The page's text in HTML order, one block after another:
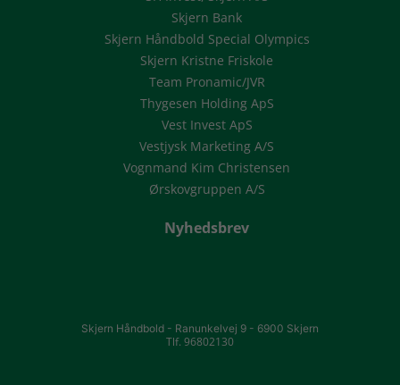
Skjern Bank
Skjern Håndbold Special Olympics
Skjern Kristne Friskole
Team Pronamic/JVR
Thygesen Holding ApS
Vest Invest ApS
Vestjysk Marketing A/S
Vognmand Kim Christensen
Ørskovgruppen A/S
Nyhedsbrev
Skjern Håndbold - Ranunkelvej 9 - 6900 Skjern
Tlf. 96802130